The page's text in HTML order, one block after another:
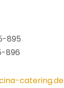
895
896
catering.de